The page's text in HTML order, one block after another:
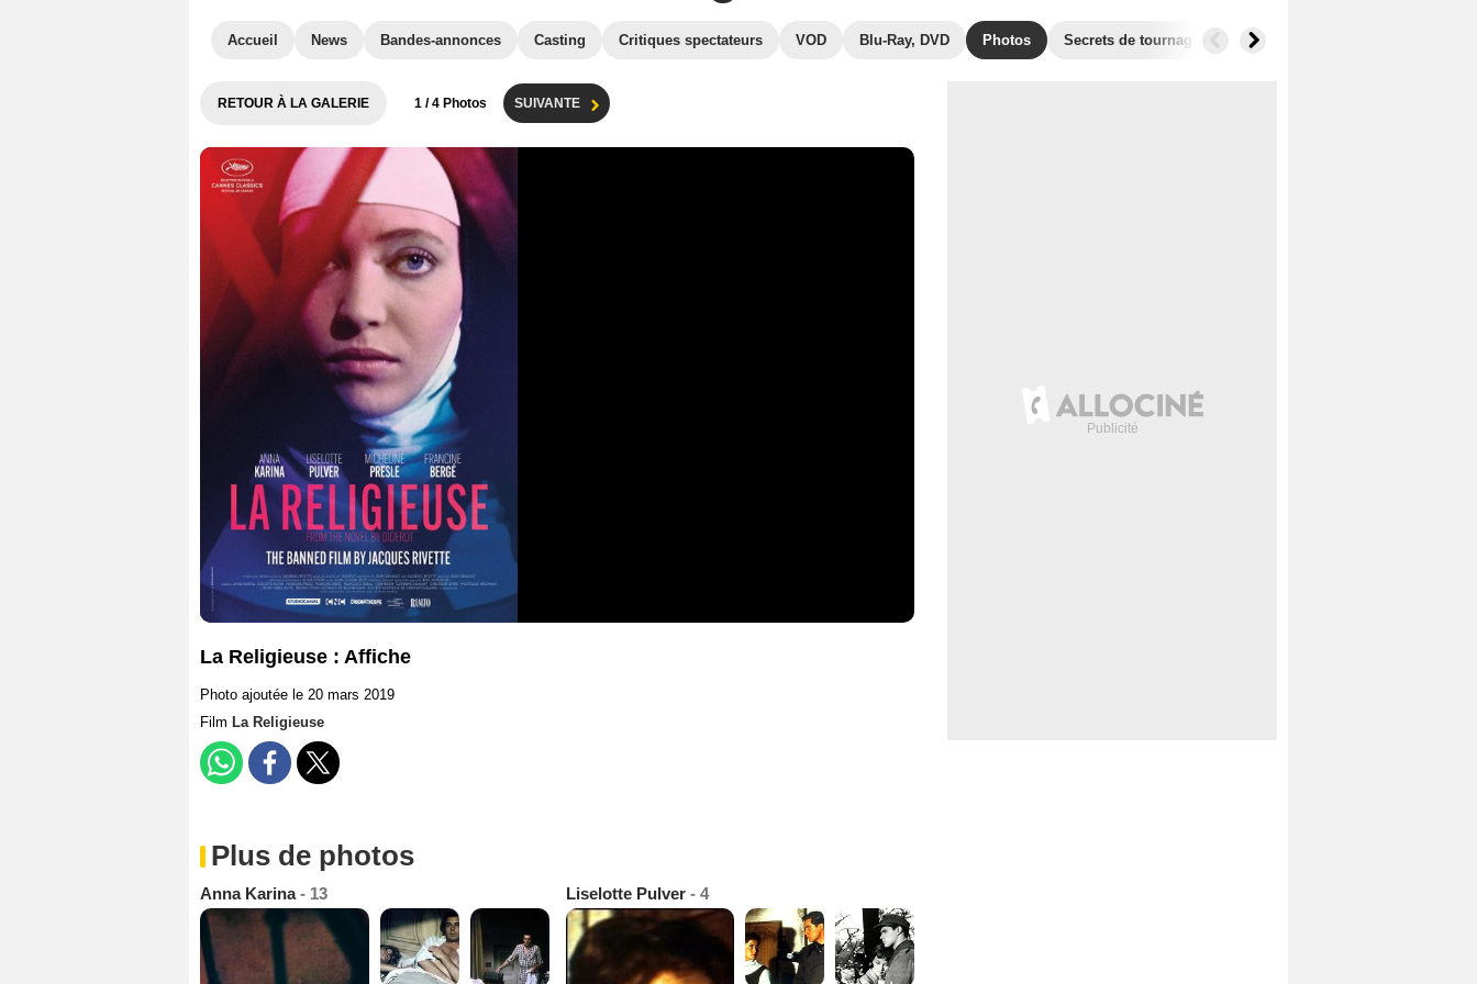
Accueil News Bandes-annonces Casting Critiques spectateurs VOD Blu-Ray, DVD Photos Secrets de tournage Récompenses
RETOUR À LA GALERIE 1 / 4 Photos SUIVANTE
La Religieuse : Affiche
Photo ajoutée le 20 mars 2019
Film La Religieuse
Plus de photos
Anna Karina- 13 Liselotte Pulver - 4